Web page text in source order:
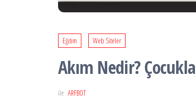
Eğitim Web Siteler
Akım Nedir?
ile ARFBOT